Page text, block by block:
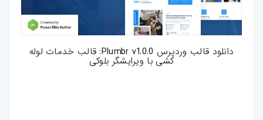
کارت-ویزیت
موکاپ
دانلود قالب وردپرس Plumbr v1.0.0: قالب خدمات لوله
کشی با ویرایشگر بلوکی